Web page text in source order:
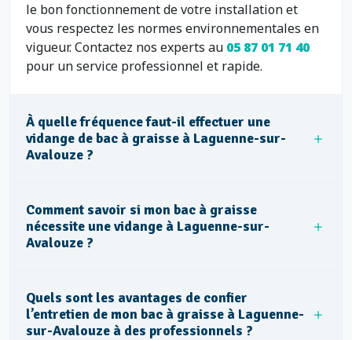
le bon fonctionnement de votre installation et
vous respectez les normes environnementales en
vigueur. Contactez nos experts au 05 87 01 71 40
pour un service professionnel et rapide.
À quelle fréquence faut-il effectuer une
vidange de bac à graisse à Laguenne-sur-
Avalouze ?
Comment savoir si mon bac à graisse
nécessite une vidange à Laguenne-sur-
Avalouze ?
Quels sont les avantages de confier
l’entretien de mon bac à graisse à Laguenne-
sur-Avalouze à des professionnels ?